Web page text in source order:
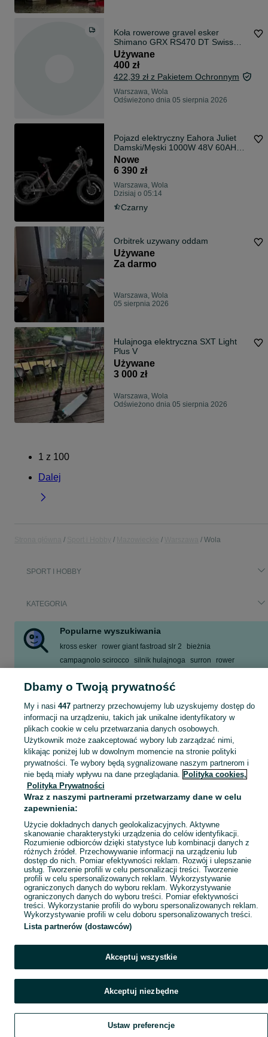
Koła rowerowe gravel esker
Shimano GRX RS470 DT Swiss
G540 sztywne osie 100x12 142x12
Używane
400 zł
422,39 zł z Pakietem Ochronnym
Warszawa, Wola
Odświeżono dnia 05 sierpnia 2026
Pojazd elektryczny Eahora Juliet
Damski/Męski 1000W 48V 60AH
195km
Nowe
6 390 zł
Warszawa, Wola
Dzisiaj o 05:14
Czarny
Orbitrek uzywany oddam
Używane
Za darmo
Warszawa, Wola
05 sierpnia 2026
Hulajnoga elektryczna SXT Light
Plus V
Używane
3 000 zł
Warszawa, Wola
Odświeżono dnia 05 sierpnia 2026
1 z 100
Dalej
Wola
SPORT I HOBBY
KATEGORIA
Popularne wyszukiwania
kross esker rower giant fastroad slr 2
bieżnia
campagnolo scirocco
silnik hulajnoga surron
rower
Zobacz Więcej
Sprzedaż sprzętu sportowego i hobby Warszawa ▶️ Szeroki wybór produktów ✅ Nowe i używane w atrakcyjnych cenach ✌ Sprawdź ogłoszenia na OLX.pl!
Mapa kategorii
Mapa miejscowości
Mapa ministron
Popularne wyszukiwania
Dbamy o Twoją prywatność
My i nasi 447partnerzy przechowujemy lub uzyskujemy dostęp do
informacji na urządzeniu, takich jak unikalne identyfikatory w
plikach cookie w celu przetwarzania danych osobowych.
Użytkownik może zaakceptować wybory lub zarządzać nimi,
klikając poniżej lub w dowolnym momencie na stronie polityki
prywatności. Te wybory będą sygnalizowane naszym partnerom i
nie będą miały wpływu na dane przeglądania. Polityka cookies,
Polityka Prywatności
Wraz z naszymi partnerami przetwarzamy dane w celu
zapewnienia:
Użycie dokładnych danych geolokalizacyjnych. Aktywne
skanowanie charakterystyki urządzenia do celów identyfikacji.
Rozumienie odbiorców dzięki statystyce lub kombinacji danych z
różnych źródeł. Przechowywanie informacji na urządzeniu lub
dostęp do nich. Pomiar efektywności reklam. Rozwój i ulepszanie
usług. Tworzenie profili w celu personalizacji treści. Tworzenie
profili w celu spersonalizowanych reklam. Wykorzystywanie
ograniczonych danych do wyboru reklam. Wykorzystywanie
ograniczonych danych do wyboru treści. Pomiar efektywności
treści. Wykorzystanie profili do wyboru spersonalizowanych reklam.
Wykorzystywanie profili w celu doboru spersonalizowanych treści.
Lista partnerów (dostawców)
Akceptuj wszystkie
Akceptuj niezbędne
Ustaw preferencje